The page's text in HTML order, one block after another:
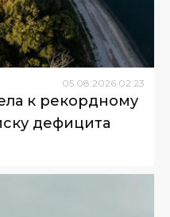
05.08.2026 02:23
к рекордному
дефицита